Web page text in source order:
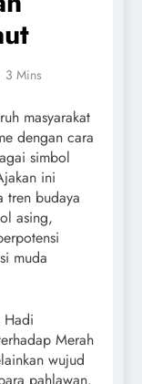
3 Mins
masyarakat
dengan cara
simbol
ini
tren budaya
asing,
muda
Hadi
Merah
wujud